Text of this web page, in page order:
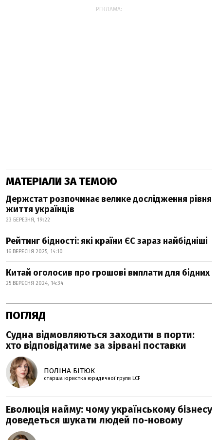
РЕКЛАМА:
МАТЕРІАЛИ ЗА ТЕМОЮ
Держстат розпочинає велике дослідження рівня
життя українців
23 БЕРЕЗНЯ, 19:22
Рейтинг бідності: які країни ЄС зараз найбідніші
16 ВЕРЕСНЯ 2025, 14:10
Китай оголосив про грошові виплати для бідних
25 ВЕРЕСНЯ 2024, 14:34
ПОГЛЯД
Судна відмовляються заходити в порти:
хто відповідатиме за зірвані поставки
ПОЛІНА БІТЮК
старша юристка юридичної групи LCF
Еволюція найму: чому українському бізнесу
доведеться шукати людей по-новому